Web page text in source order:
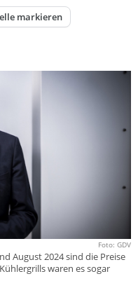
markieren
Foto: GDV
August 2024 sind die Preise
waren es sogar